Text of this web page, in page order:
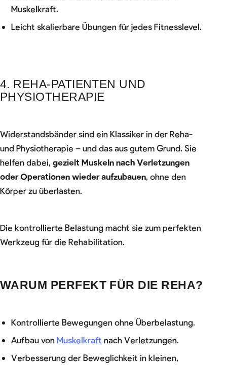
Muskelkraft.
Leicht skalierbare Übungen für jedes Fitnesslevel.
4. REHA-PATIENTEN UND
PHYSIOTHERAPIE
Widerstandsbänder sind ein Klassiker in der Reha-
und Physiotherapie – und das aus gutem Grund. Sie
helfen dabei, gezielt Muskeln nach Verletzungen
oder Operationen wieder aufzubauen, ohne den
Körper zu überlasten.
Die kontrollierte Belastung macht sie zum perfekten
Werkzeug für die Rehabilitation.
WARUM PERFEKT FÜR DIE REHA?
Kontrollierte Bewegungen ohne Überbelastung.
Aufbau vonMuskelkraft nach Verletzungen.
Verbesserung der Beweglichkeit in kleinen,